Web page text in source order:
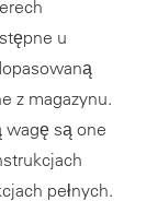
u
z magazynu.
są one
pełnych.